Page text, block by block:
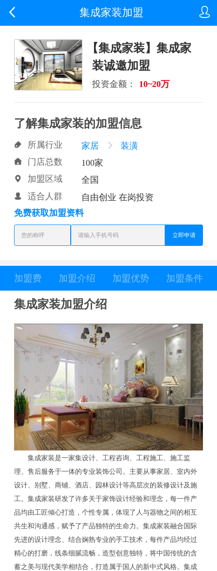

 集成家装加盟
【集成家装】集成家
装诚邀加盟
投资金额： 10~20万
了解集成家装的加盟信息
 所属行业 家居  装潢
 门店总数 100家
 加盟区域 全国
 适合人群
自由创业 在岗投资
免费获取加盟资料
立即申请
加盟费 加盟介绍 加盟优势 加盟条件
集成家装加盟介绍
集成家装是一家集设计、工程咨询、工程施工、施工监
理、售后服务于一体的专业装饰公司。主要从事家居、室内外
设计、别墅、商铺、酒店、园林设计等高层次的装修设计及施
工。集成家装研发了许多关于家饰设计经验和理念，每一件产
品均由工匠倾心打造，个性专属，体现了人与器物之间的相互
共生和沟通感，赋予了产品独特的生命力。集成家装融合国际
先进的设计理念、结合娴熟专业的手工技术，每件产品均经过
精心的打磨，线条细腻流畅，造型创意独特，将中国传统的含
蓄之美与现代美学相结合，打造属于国人的新中式风格。集成